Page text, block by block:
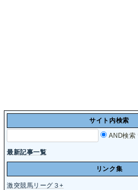
サイト内検索
AND検索
最新記事一覧
リンク集
激突競馬リーグ３+